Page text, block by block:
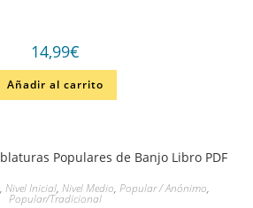
14,99€
Añadir al carrito
, Nivel Inicial, Nivel Medio, Popular / Anónimo,
Popular/Tradicional